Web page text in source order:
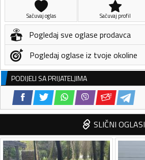
Sačuvaj oglas Sačuvaj profil
Pogledaj sve oglase prodavca
Pogledaj oglase iz tvoje okoline
PODIJELI SA PRIJATELJIMA
SLIČNI OGLASI